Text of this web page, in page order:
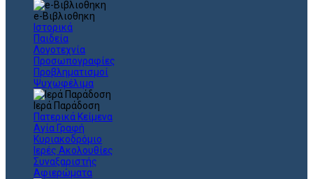
e-Βιβλιοθηκη
Ιστορικά
Παιδεία
Λογοτεχνία
Προσωπογραφίες
Προβληματισμοί
Ψυχωφέλιμα
Ιερά Παράδοση
Πατερικά Κείμενα
Αγία Γραφή
Κυριακοδρόμιο
Ιερές Ακολουθίες
Συναξαριστής
Αφιερώματα